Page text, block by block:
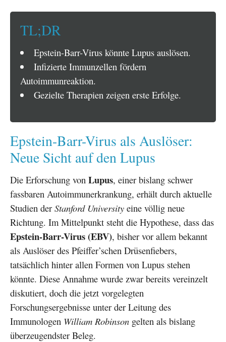
TL;DR
Epstein-Barr-Virus könnte Lupus auslösen.
Infizierte Immunzellen fördern
Autoimmunreaktion.
Gezielte Therapien zeigen erste Erfolge.
Epstein-Barr-Virus als Auslöser:
Neue Sicht auf den Lupus
Die Erforschung von Lupus, einer bislang schwer
fassbaren Autoimmunerkrankung, erhält durch aktuelle
Studien der Stanford University eine völlig neue
Richtung. Im Mittelpunkt steht die Hypothese, dass das
Epstein-Barr-Virus (EBV), bisher vor allem bekannt
als Auslöser des Pfeiffer’schen Drüsenfiebers,
tatsächlich hinter allen Formen von Lupus stehen
könnte. Diese Annahme wurde zwar bereits vereinzelt
diskutiert, doch die jetzt vorgelegten
Forschungsergebnisse unter der Leitung des
Immunologen William Robinson gelten als bislang
überzeugendster Beleg.